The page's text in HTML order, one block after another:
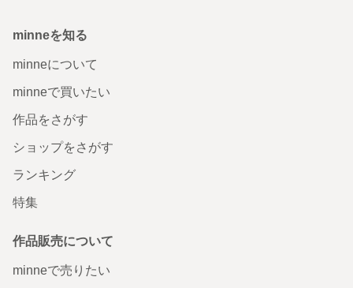
minneを知る
minneについて
minneで買いたい
作品をさがす
ショップをさがす
ランキング
特集
作品販売について
minneで売りたい